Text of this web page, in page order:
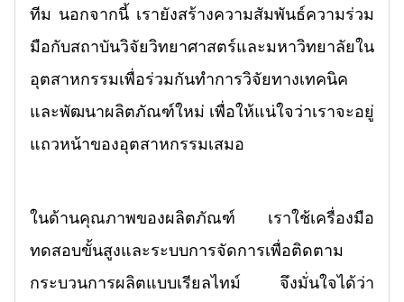
ทีม นอกจากนี้ เรายังสร้างความสัมพันธ์ความร่วม
มือกับสถาบันวิจัยวิทยาศาสตร์และมหาวิทยาลัยใน
อุตสาหกรรมเพื่อร่วมกันทำการวิจัยทางเทคนิค
และพัฒนาผลิตภัณฑ์ใหม่ เพื่อให้แน่ใจว่าเราจะอยู่
แถวหน้าของอุตสาหกรรมเสมอ
ในด้านคุณภาพของผลิตภัณฑ์ เราใช้เครื่องมือ
ทดสอบขั้นสูงและระบบการจัดการเพื่อติดตาม
กระบวนการผลิตแบบเรียลไทม์ จึงมั่นใจได้ว่า